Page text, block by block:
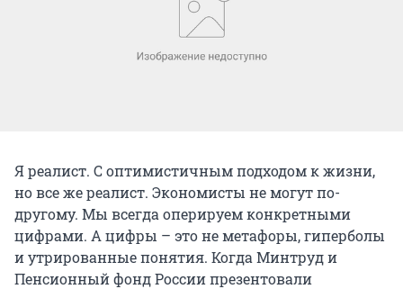
Я реалист. С оптимистичным подходом к жизни,
но все же реалист. Экономисты не могут по-
другому. Мы всегда оперируем конкретными
цифрами. А цифры – это не метафоры, гиперболы
и утрированные понятия. Когда Минтруд и
Пенсионный фонд России презентовали